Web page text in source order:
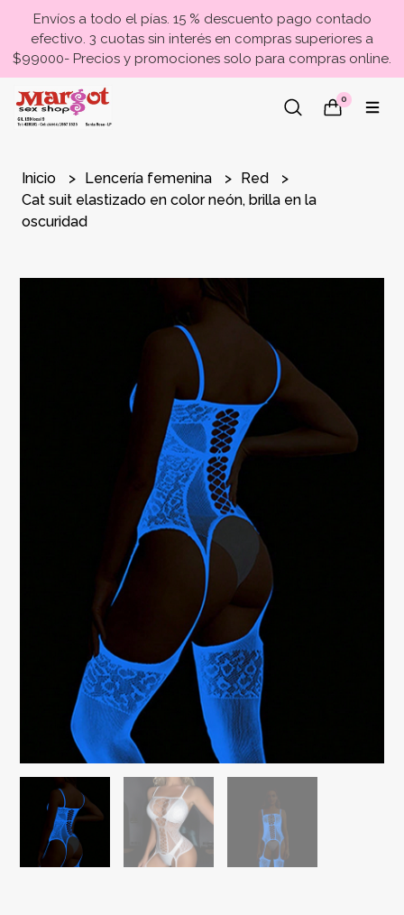
Envíos a todo el pías. 15 % descuento pago contado
efectivo. 3 cuotas sin interés en compras superiores a
$99000- Precios y promociones solo para compras online.
0
Inicio Lencería femenina
Red
Cat suit elastizado en color neón, brilla en la
oscuridad